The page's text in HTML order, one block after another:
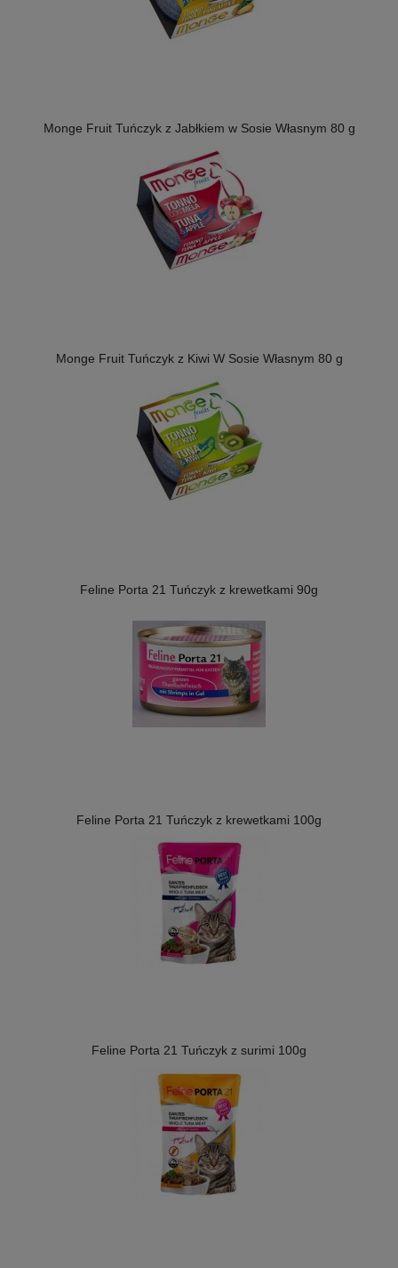
Monge Fruit Tuńczyk z Jabłkiem w Sosie Własnym 80 g
Monge Fruit Tuńczyk z Kiwi W Sosie Własnym 80 g
Feline Porta 21 Tuńczyk z krewetkami 90g
Feline Porta 21 Tuńczyk z krewetkami 100g
Feline Porta 21 Tuńczyk z surimi 100g